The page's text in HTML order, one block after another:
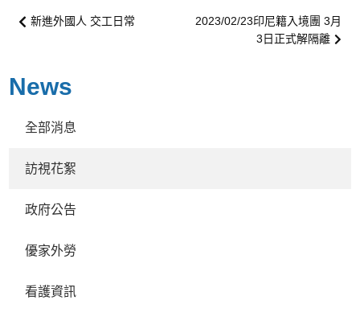
新進外國人 交工日常
2023/02/23印尼籍入境團 3月
3日正式解隔離
News
全部消息
訪視花絮
政府公告
優家外勞
看護資訊